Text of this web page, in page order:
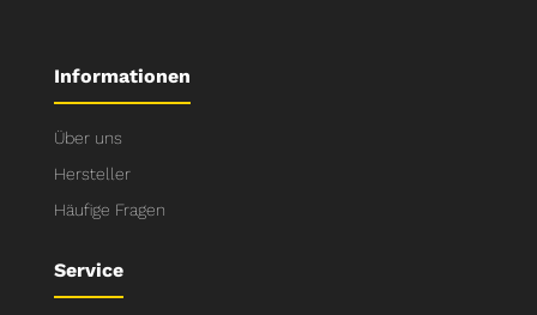
Informationen
Über uns
Hersteller
Häufige Fragen
Service